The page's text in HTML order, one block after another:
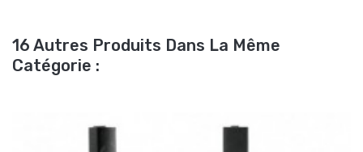
16 Autres Produits Dans La Même
Catégorie :